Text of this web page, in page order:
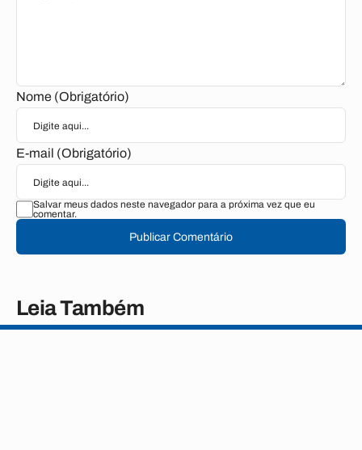
Nome (Obrigatório)
E-mail (Obrigatório)
Salvar meus dados neste navegador para a próxima vez que eu
comentar.
Publicar Comentário
Leia Também